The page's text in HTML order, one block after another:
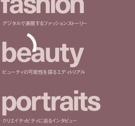
デジタルで表現するファッションストーリー
beauty
ビューティの可能性を探るエディトリアル
portraits
クリエイティビティに迫るインタビュー